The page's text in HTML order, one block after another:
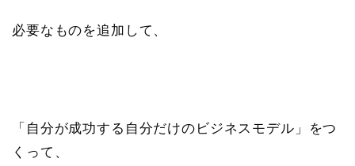
必要なものを追加して、
「自分が成功する自分だけのビジネスモデル」をつ
くって、